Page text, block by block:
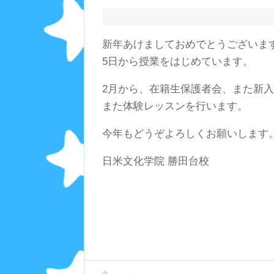
新年あけましておめでとうございま
5日から授業をはじめています。
2月から、在籍生保護者会、また新
また体験レッスンを行います。
今年もどうぞよろしくお願いします。
日米文化学院 勝田台校